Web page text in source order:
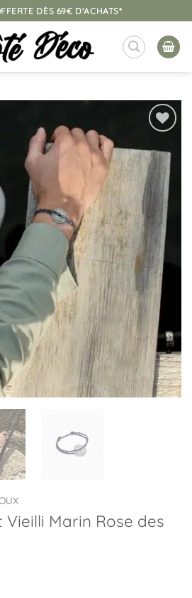
DÈS 69€ D'ACHATS*
à la
liste
d’envies
Marin Rose des